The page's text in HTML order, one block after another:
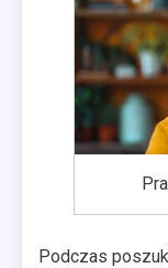
Podczas